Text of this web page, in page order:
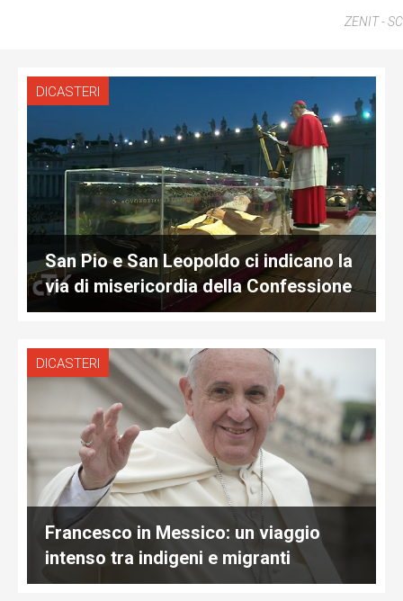
ZENIT - SC
DICASTERI
San Pio e San Leopoldo ci indicano la
via di misericordia della Confessione
DICASTERI
Francesco in Messico: un viaggio
intenso tra indigeni e migranti